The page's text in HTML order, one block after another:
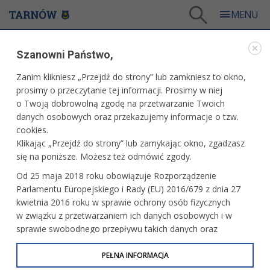
Wystawa „Dialog Form” w Tarnowskim Centrum Kultury
WARTO PRZECZYTAĆ
WYSTAWA „DIALOG FORM” W TARNOWSKIM
CENTRUM KULTURY
06.06.2025, 14:46 Redakcja tarnow.pl
Tarnowskie Centrum Kultury zaprasza na wystawę „Dialog
Form”, będącą podsumowaniem rocznej pracy uczestników
Pracowni Sztuki Studio Art. Jej wernisaż odbędzie się
w środę, 25 czerwca o godz. 17.
Szanowni Państwo,
Zanim klikniesz „Przejdź do strony” lub zamkniesz to okno,
prosimy o przeczytanie tej informacji. Prosimy w niej
o Twoją dobrowolną zgodę na przetwarzanie Twoich
danych osobowych oraz przekazujemy informacje o tzw.
cookies.
Klikając „Przejdź do strony” lub zamykając okno, zgadzasz
się na poniższe. Możesz też odmówić zgody.
Od 25 maja 2018 roku obowiązuje Rozporządzenie
Parlamentu Europejskiego i Rady (EU) 2016/679 z dnia 27
kwietnia 2016 roku w sprawie ochrony osób fizycznych
w związku z przetwarzaniem ich danych osobowych i w
sprawie swobodnego przepływu takich danych oraz
uchylenia dyrektywy 95/46/WE (określane jako RODO, GDPR
lub Ogólne Rozporządzenie o Ochronie Danych
PEŁNA INFORMACJA